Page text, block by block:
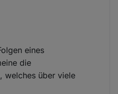
eines
die
welches über viele